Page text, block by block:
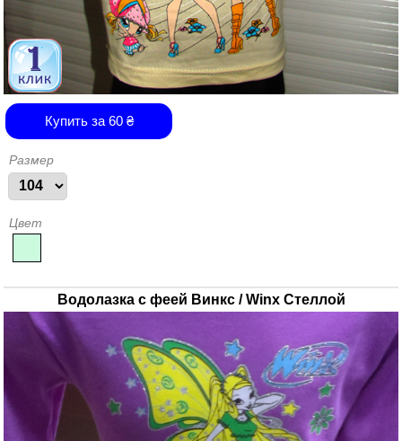
Купить за 60₴
Размер
Цвет
Водолазка с феей Винкс / Winx Стеллой